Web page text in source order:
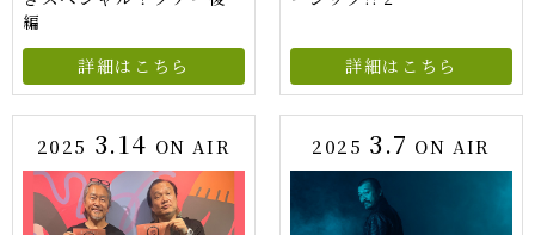
編
詳細はこちら
詳細はこちら
2025 3.14 ON AIR 2025 3.7 ON AIR